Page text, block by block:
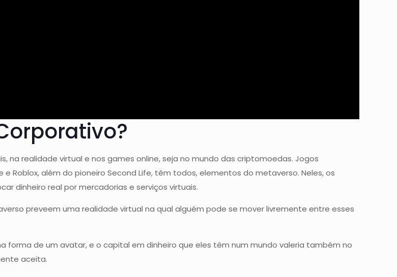
na realidade virtual e nos games online, seja no mundo das criptomoedas. Jogos
Roblox, além do pioneiro Second Life, têm todos, elementos do metaverso. Neles, os
dinheiro real por mercadorias e serviços virtuais.
preveem uma realidade virtual na qual alguém pode se mover livremente entre esses
forma de um avatar, e o capital em dinheiro que eles têm num mundo valeria também no
aceita.